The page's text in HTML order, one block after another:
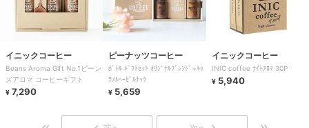
イニックコーヒー
Beans Aroma Gift No.1ビーン
ズアロマ コーヒーギフト
¥ 7,290
ピーナッツコーヒー
ﾎﾞﾄﾙ ｷﾞﾌﾄｾｯﾄ ｵﾘｼﾞﾅﾙﾌﾞﾚﾝﾄﾞ+ｷｬ
ﾗﾒﾙﾍｰｾﾞﾙﾅｯﾂ
¥ 5,659
イニックコーヒー
INIC coffee ﾅｲﾄｱﾛﾏ 30P
¥ 5,940